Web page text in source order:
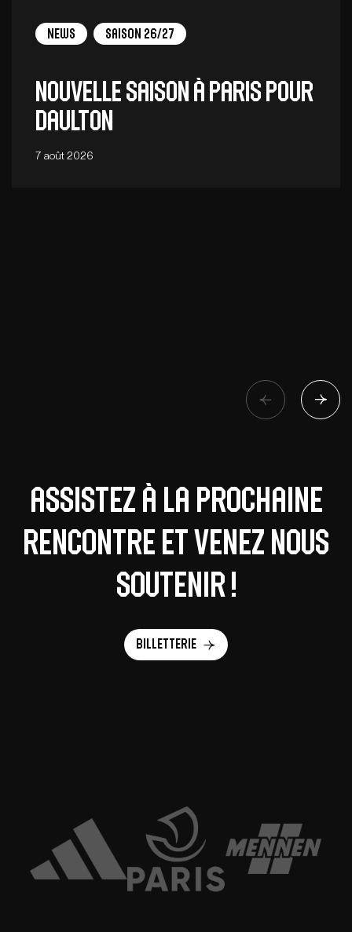
News Saison 26/27
Nouvelle saison à Paris pour
Daulton
7 août 2026
Assistez à la prochaine
rencontre et venez nous
soutenir !
Billetterie